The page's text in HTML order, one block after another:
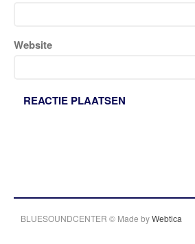
Website
BLUESOUNDCENTER © Made byWebtica